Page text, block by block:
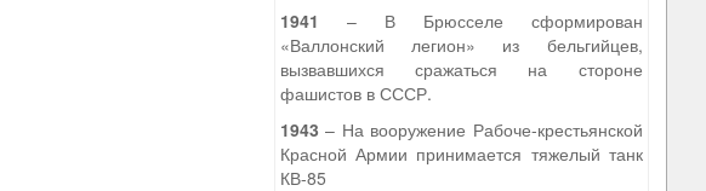
1941 – В Брюсселе сформирован
«Валлонский легион» из бельгийцев,
вызвавшихся сражаться на стороне
фашистов в СССР.
1943 – На вооружение Рабоче-крестьянской
Красной Армии принимается тяжелый танк
КВ-85